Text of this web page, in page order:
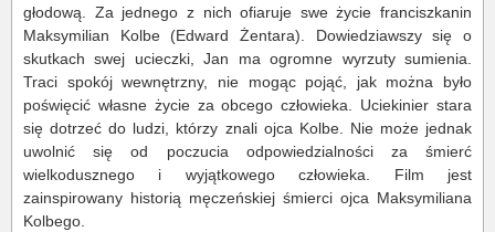
głodową. Za jednego z nich ofiaruje swe życie franciszkanin
Maksymilian Kolbe (Edward Żentara). Dowiedziawszy się o
skutkach swej ucieczki, Jan ma ogromne wyrzuty sumienia.
Traci spokój wewnętrzny, nie mogąc pojąć, jak można było
poświęcić własne życie za obcego człowieka. Uciekinier stara
się dotrzeć do ludzi, którzy znali ojca Kolbe. Nie może jednak
uwolnić się od poczucia odpowiedzialności za śmierć
wielkodusznego i wyjątkowego człowieka. Film jest
zainspirowany historią męczeńskiej śmierci ojca Maksymiliana
Kolbego.